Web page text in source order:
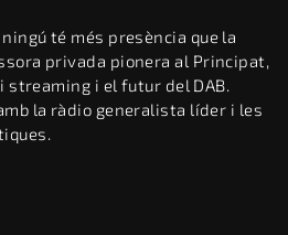
té més presència que la
privada pionera al Principat,
streaming i el futur del DAB.
la ràdio generalista líder i les